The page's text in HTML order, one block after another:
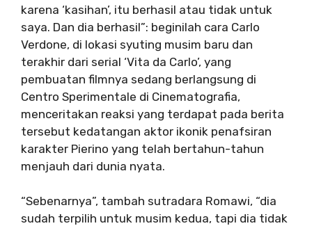
karena ‘kasihan’, itu berhasil atau tidak untuk
saya. Dan dia berhasil”: beginilah cara Carlo
Verdone, di lokasi syuting musim baru dan
terakhir dari serial ‘Vita da Carlo’, yang
pembuatan filmnya sedang berlangsung di
Centro Sperimentale di Cinematografia,
menceritakan reaksi yang terdapat pada berita
tersebut kedatangan aktor ikonik penafsiran
karakter Pierino yang telah bertahun-tahun
menjauh dari dunia nyata.
“Sebenarnya”, tambah sutradara Romawi, “dia
sudah terpilih untuk musim kedua, tapi dia tidak